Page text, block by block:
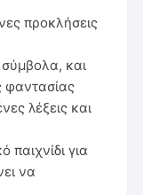
προκλήσεις
και
φαντασίας
λέξεις και
παιχνίδι για
να